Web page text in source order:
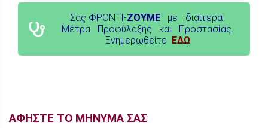
Σας ΦΡΟΝΤΙ-ΖΟΥΜΕ με Ιδιαίτερα
Μέτρα Προφύλαξης και Προστασίας.
Ενημερωθείτε ΕΔΩ
ΑΦΗΣΤΕ ΤΟ ΜΗΝΥΜΑ ΣΑΣ